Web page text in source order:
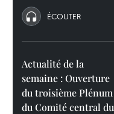
ÉCOUTER
Actualité de la
semaine : Ouverture
du troisième Plénum
du Comité central du